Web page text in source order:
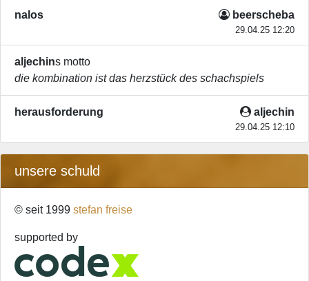
beerscheba
29.04.25 12:20
nalos
aljechins motto
die kombination ist das herzstück des schachspiels
aljechin
29.04.25 12:10
herausforderung
unsere schuld
© seit 1999 stefan freise
supported by